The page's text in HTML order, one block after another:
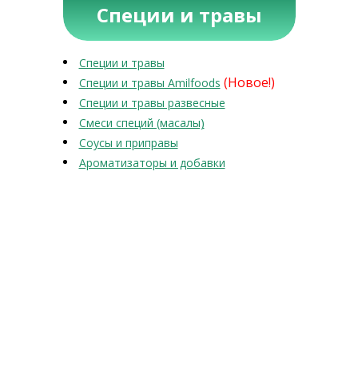
Специи и травы
Специи и травы
Специи и травы Amilfoods (Новое!)
Специи и травы развесные
Смеси специй (масалы)
Соусы и приправы
Ароматизаторы и добавки